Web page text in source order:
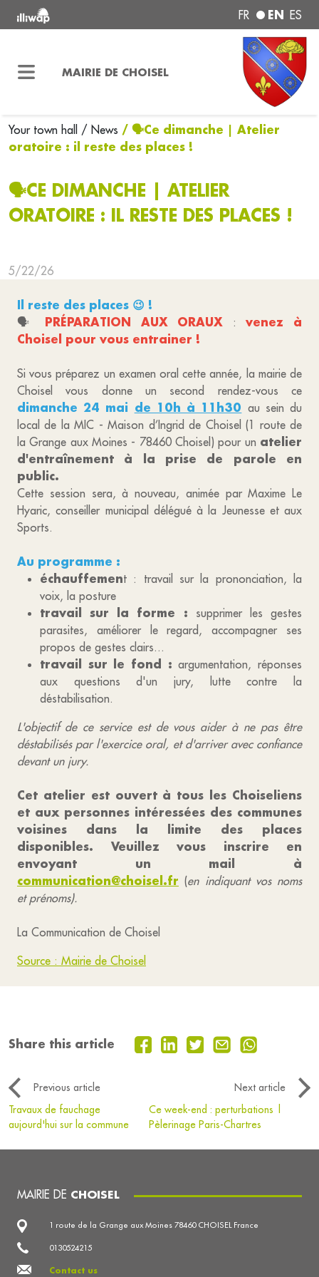
FR EN ES
MAIRIE DE CHOISEL
Your town hall / News / 🗣Ce dimanche | Atelier
oratoire : il reste des places !
🗣CE DIMANCHE | ATELIER
ORATOIRE : IL RESTE DES PLACES !
5/22/26
Il reste des places 😉 !
🗣 PRÉPARATION AUX ORAUX :venez à
Choisel pour vous entrainer !
Si vous préparez un examen oral cette année, la mairie de
Choisel vous donne un second rendez-vous ce
dimanche 24 mai de 10h à 11h30 au sein du
local de la MIC - Maison d’Ingrid de Choisel (1 route de
la Grange aux Moines - 78460 Choisel) pour un atelier
d'entraînement à la prise de parole en
public.
Cette session sera, à nouveau, animée par Maxime Le
Hyaric, conseiller municipal délégué à la Jeunesse et aux
Sports.
Au programme :
échauffement : travail sur la prononciation, la
voix, la posture
travail sur la forme : supprimer les gestes
parasites, améliorer le regard, accompagner ses
propos de gestes clairs...
travail sur le fond : argumentation, réponses
aux questions d'un jury, lutte contre la
déstabilisation.
L'objectif de ce service est de vous aider à ne pas être
déstabilisés par l'exercice oral, et d'arriver avec confiance
devant un jury.
Cet atelier est ouvert à tous les Choiseliens
et aux personnes intéressées des communes
voisines dans la limite des places
disponibles. Veuillez vous inscrire en
envoyant un mail à
communication@choisel.fr (en indiquant vos noms
et prénoms).
La Communication de Choisel
Source : Mairie de Choisel
Share this article
Previous article
Next article
Travaux de fauchage
aujourd'hui sur la commune
Ce week-end : perturbations |
Pèlerinage Paris-Chartres
MAIRIE DE CHOISEL
1 route de la Grange aux Moines 78460 CHOISEL France
0130524215
Contact us